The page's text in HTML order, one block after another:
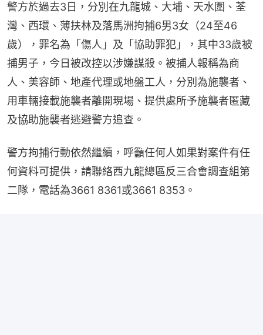
警方於過去3日，分別在九龍城、大埔、天水圍、荃
灣、西環、薄扶林及落馬洲拘捕6男3女（24至46
歲），罪名為「傷人」及「協助罪犯」，其中33歲被
捕男子，今日被改控以涉嫌謀殺。被捕人報稱為商
人、美容師、地產代理或地盤工人，分別為施襲者、
用車輛接載施襲者離開現場、提供處所予施襲者匿藏
及協助施襲者逃避警方追查。
警方拘捕行動依然繼續，呼籲任何人如果對案件有任
何資料可提供，請聯絡西九龍總區反三合會調查組第
二隊，電話為3661 8361或3661 8353。